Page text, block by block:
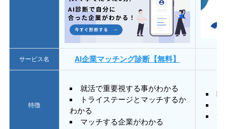
サービス名 AI企業マッチング診断【無料】
特徴
就活で重要視する事がわかる
トライステージとマッチするか
わかる
マッチする企業がわかる
質